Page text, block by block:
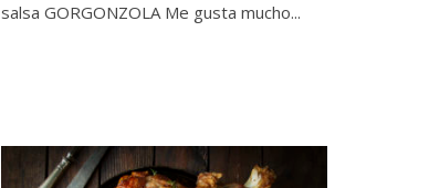
salsa GORGONZOLA Me gusta mucho...